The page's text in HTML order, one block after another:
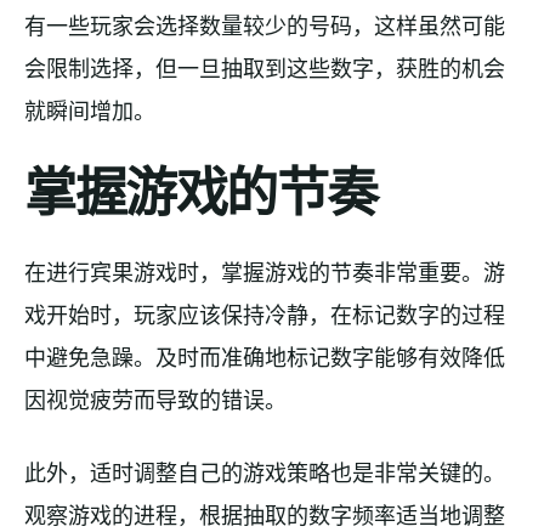
有一些玩家会选择数量较少的号码，这样虽然可能
会限制选择，但一旦抽取到这些数字，获胜的机会
就瞬间增加。
掌握游戏的节奏
在进行宾果游戏时，掌握游戏的节奏非常重要。游
戏开始时，玩家应该保持冷静，在标记数字的过程
中避免急躁。及时而准确地标记数字能够有效降低
因视觉疲劳而导致的错误。
此外，适时调整自己的游戏策略也是非常关键的。
观察游戏的进程，根据抽取的数字频率适当地调整